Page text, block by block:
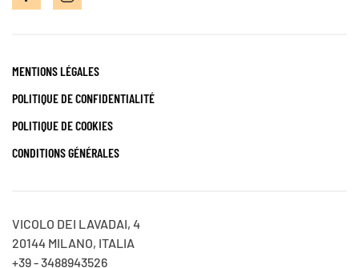
MENTIONS LÉGALES
POLITIQUE DE CONFIDENTIALITÉ
POLITIQUE DE COOKIES
CONDITIONS GÉNÉRALES
VICOLO DEI LAVADAI, 4
20144 MILANO, ITALIA
+39 - 3488943526